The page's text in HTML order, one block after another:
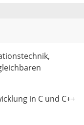
in C und C++